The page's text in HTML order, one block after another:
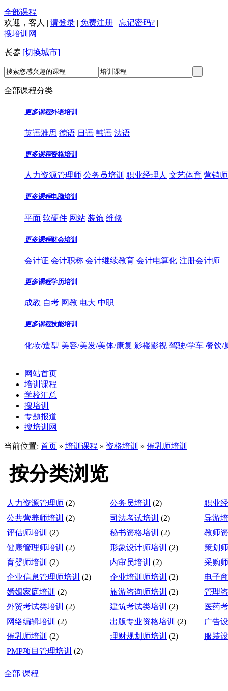
全部课程
欢迎， 客人 | 请登录 | 免费注册 | 忘记密码? |
搜培训网
长春 [切换城市]
全部课程分类
更多课程外语培训
英语雅思 德语 日语 韩语 法语
更多课程资格培训
人力资源管理师 公务员培训 职业经理人 文艺体育 营销
更多课程电脑培训
平面 软硬件 网站 装饰 维修
更多课程财会培训
会计证 会计职称 会计继续教育 会计电算化 注册会计师
更多课程学历培训
成教 自考 网教 电大 中职
更多课程技能培训
化妆/造型 美容/美发/美体/康复 影楼影视 驾驶/学车 餐饮/
网站首页
培训课程
学校汇总
搜培训
专题报道
搜培训网
当前位置: 首页 » 培训课程 » 资格培训 » 催乳师培训
按分类浏览
人力资源管理师 (2) 公务员培训 (2)
职业
公共营养师培训 (2) 司法考试培训 (2)
导游
评估师培训 (2) 秘书资格培训 (2)
教师
健康管理师培训 (2) 形象设计师培训 (2)
策划
育婴师培训 (2) 内审员培训 (2)
采购
企业信息管理师培训 (2) 企业培训师培训 (2)
电子
婚姻家庭培训 (2) 旅游咨询师培训 (2)
管理
外贸考试类培训 (2) 建筑考试类培训 (2)
医药
网络编辑培训 (2) 出版专业资格培训 (2)
广告
催乳师培训 (2) 理财规划师培训 (2)
服装
PMP项目管理培训 (2)
全部 课程